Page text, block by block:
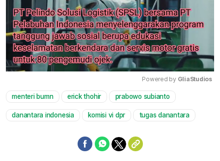
Powered by GliaStudios
menteri bumn erick thohir prabowo subianto
danantara indonesia komisi vi dpr tugas danantara